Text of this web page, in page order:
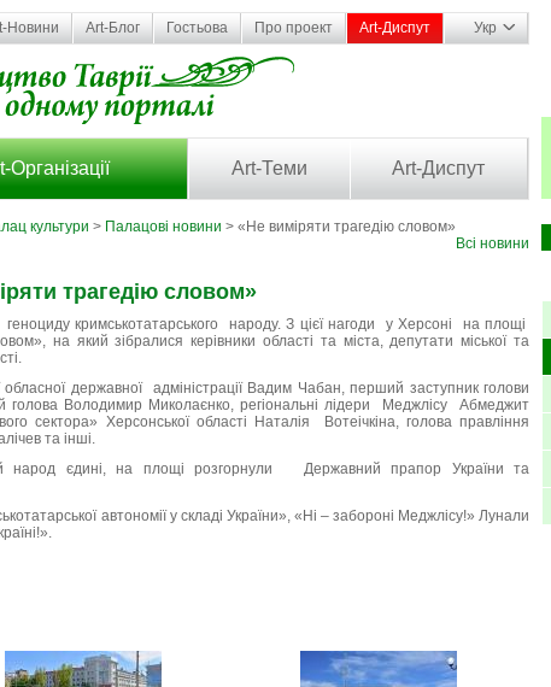
Новини Art-Блог Гостьова Про проект Art-Диспут Укр
Організації Art-Теми Art-Диспут
культури > Палацові новини > «Не виміряти трагедію словом»
Всі новини
трагедію словом»
кримськотатарського народу. З цієї нагоди у Херсоні на площі
на який зібралися керівники області та міста, депутати міської та
обласної державної адміністрації Вадим Чабан, перший заступник голови
голова Володимир Миколаєнко, регіональні лідери Меджлісу Абмеджит
сектора» Херсонської області Наталія Вотеічкіна, голова правління
та інші.
народ єдині, на площі розгорнули Державний прапор України та
автономії у складі України», «Ні – забороні Меджлісу!» Лунали